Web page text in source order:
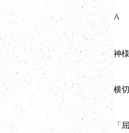
A
神
横
「